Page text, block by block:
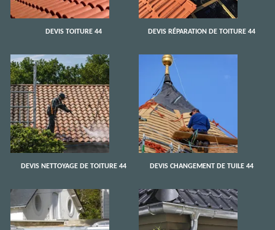
DEVIS TOITURE 44 DEVIS RÉPARATION DE TOITURE 44
DEVIS NETTOYAGE DE TOITURE 44 DEVIS CHANGEMENT DE TUILE 44